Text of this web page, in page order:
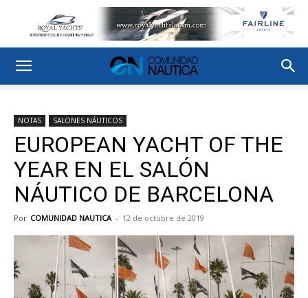
NOTAS SALONES NÁUTICOS
EUROPEAN YACHT OF THE
YEAR EN EL SALÓN
NÁUTICO DE BARCELONA
Por COMUNIDAD NAUTICA - 12 de octubre de 2019